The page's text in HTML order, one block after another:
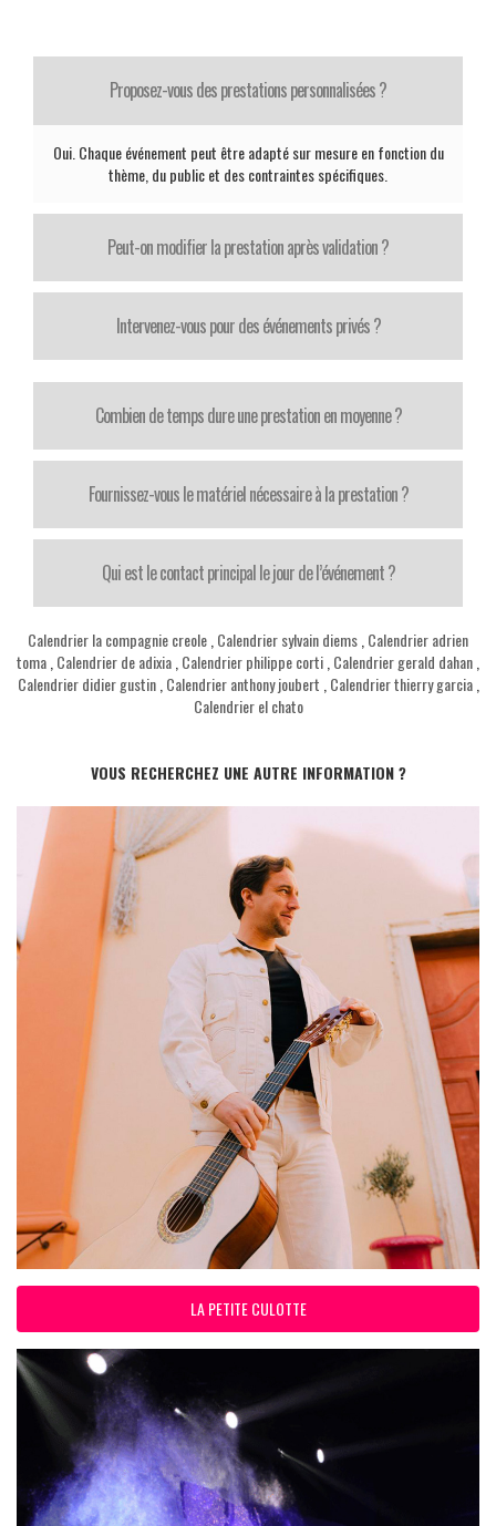
Proposez-vous des prestations personnalisées ?
Oui. Chaque événement peut être adapté sur mesure en fonction du
thème, du public et des contraintes spécifiques.
Peut-on modifier la prestation après validation ?
Intervenez-vous pour des événements privés ?
Combien de temps dure une prestation en moyenne ?
Fournissez-vous le matériel nécessaire à la prestation ?
Qui est le contact principal le jour de l’événement ?
Calendrier la compagnie creole Calendrier sylvain diems Calendrier adrien
toma Calendrier de adixia Calendrier philippe corti Calendrier gerald dahan
Calendrier didier gustin, Calendrier anthony joubert Calendrier thierry garcia,
Calendrier el chato
VOUS RECHERCHEZ UNE AUTRE INFORMATION ?
LA PETITE CULOTTE